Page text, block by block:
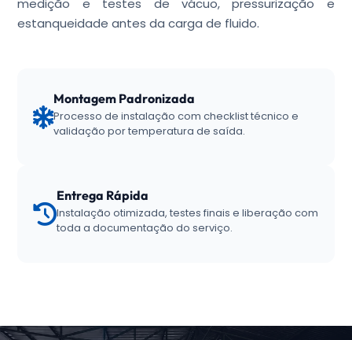
medição e testes de vácuo, pressurização e
estanqueidade antes da carga de fluido.
Montagem Padronizada
Processo de instalação com checklist técnico e
validação por temperatura de saída.
Entrega Rápida
Instalação otimizada, testes finais e liberação com
toda a documentação do serviço.